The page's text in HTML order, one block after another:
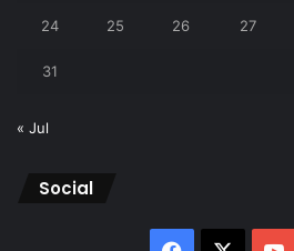
24 25 26 27
31
« Jul
Social